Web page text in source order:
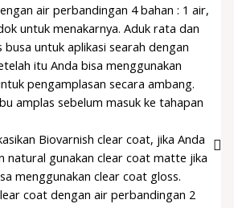
air perbandingan 4 bahan : 1 air,
untuk menakarnya. Aduk rata dan
busa untuk aplikasi searah dengan
itu Anda bisa menggunakan
pengamplasan secara ambang.
amplas sebelum masuk ke tahapan
Biovarnish clear coat, jika Anda
natural gunakan clear coat matte jika
menggunakan clear coat gloss.
coat dengan air perbandingan 2